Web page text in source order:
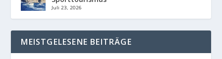
Juli 23, 2026
MEISTGELESENE BEITRÄGE